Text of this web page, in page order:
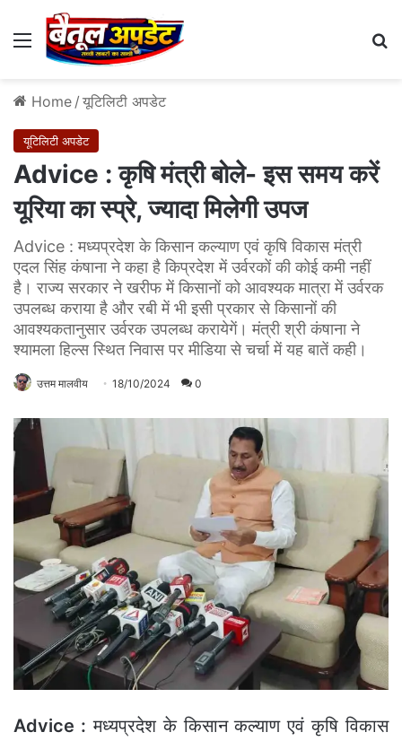
Menu
Home / यूटिलिटी अपडेट
यूटिलिटी अपडेट
Advice : कृषि मंत्री बोले- इस समय करें
यूरिया का स्प्रे, ज्यादा मिलेगी उपज
Advice : मध्यप्रदेश के किसान कल्याण एवं कृषि विकास मंत्री
एदल सिंह कंषाना ने कहा है किप्रदेश में उर्वरकों की कोई कमी नहीं
है। राज्य सरकार ने खरीफ में किसानों को आवश्यक मात्रा में उर्वरक
उपलब्ध कराया है और रबी में भी इसी प्रकार से किसानों की
आवश्यकतानुसार उर्वरक उपलब्ध करायेगें। मंत्री श्री कंषाना ने
श्यामला हिल्स स्थित निवास पर मीडिया से चर्चा में यह बातें कही।
उत्तम मालवीय 18/10/2024 0
Advice : मध्यप्रदेश के किसान कल्याण एवं कृषि विकास